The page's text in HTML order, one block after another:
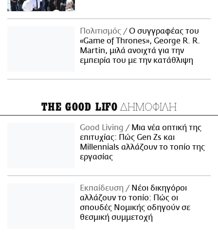
Πολιτισμός
Ο συγγραφέας του
«Game of Thrones», George R. R.
Martin, μιλά ανοιχτά για την
εμπειρία του με την κατάθλιψη
THE GOOD LIFO ΔΗΜΟΦΙΛΗ
Good Living
Μια νέα οπτική της
επιτυχίας: Πώς Gen Zs και
Millennials αλλάζουν το τοπίο της
εργασίας
Εκπαίδευση
Νέοι δικηγόροι
αλλάζουν το τοπίο: Πώς οι
σπουδές Νομικής οδηγούν σε
θεσμική συμμετοχή